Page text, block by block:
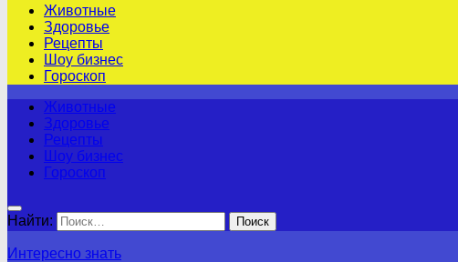
Животные
Здоровье
Рецепты
Шоу бизнес
Гороскоп
Животные
Здоровье
Рецепты
Шоу бизнес
Гороскоп
Найти:
Интересно знать